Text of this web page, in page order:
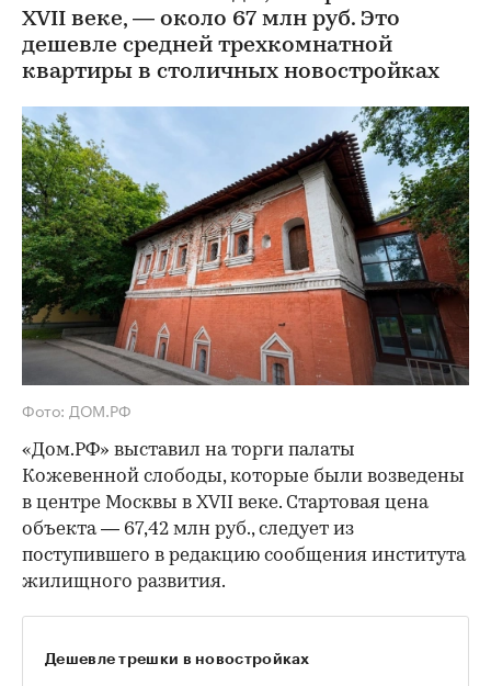
XVII веке, — около 67 млн руб. Это
дешевле средней трехкомнатной
квартиры в столичных новостройках
Фото: ДОМ.РФ
«Дом.РФ» выставил на торги палаты
Кожевенной слободы, которые были возведены
в центре Москвы в XVII веке. Стартовая цена
объекта — 67,42 млн руб., следует из
поступившего в редакцию сообщения института
жилищного развития.
Дешевле трешки в новостройках